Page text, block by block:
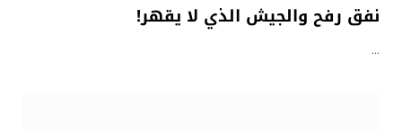
نفق رفح والجيش الذي لا يقهر!
…